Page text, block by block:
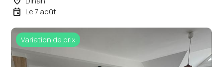
event Le 7 août
Variation de prix